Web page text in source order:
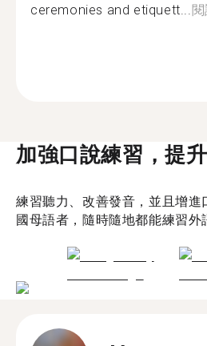
ceremonies and etiquett...
加強口說練習，提
練習聽力、改善發音，並且增進
國母語者，隨時隨地都能練習外